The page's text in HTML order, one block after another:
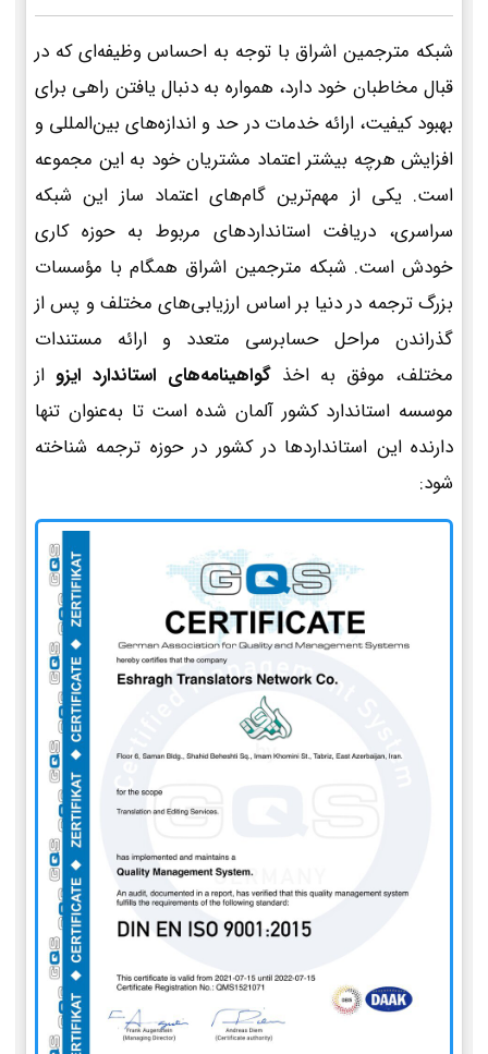
شبکه مترجمین اشراق با توجه به احساس وظیفه‌ای که در
قبال مخاطبان خود دارد، همواره به دنبال یافتن راهی برای
بهبود کیفیت، ارائه خدمات در حد و اندازه‌های بین‌المللی و
افزایش هرچه بیشتر اعتماد مشتریان خود به این مجموعه
است. یکی از مهم‌ترین گام‌های اعتماد ساز این شبکه
سراسری، دریافت استانداردهای مربوط به حوزه کاری
خودش است. شبکه مترجمین اشراق همگام با مؤسسات
بزرگ ترجمه در دنیا بر اساس ارزیابی‌های مختلف و پس از
گذراندن مراحل حسابرسی متعدد و ارائه مستندات
مختلف، موفق به اخذ گواهینامه‌های استاندارد ایزو از
موسسه استاندارد کشور آلمان شده است تا به‌عنوان تنها
دارنده این استانداردها در کشور در حوزه ترجمه شناخته
شود: